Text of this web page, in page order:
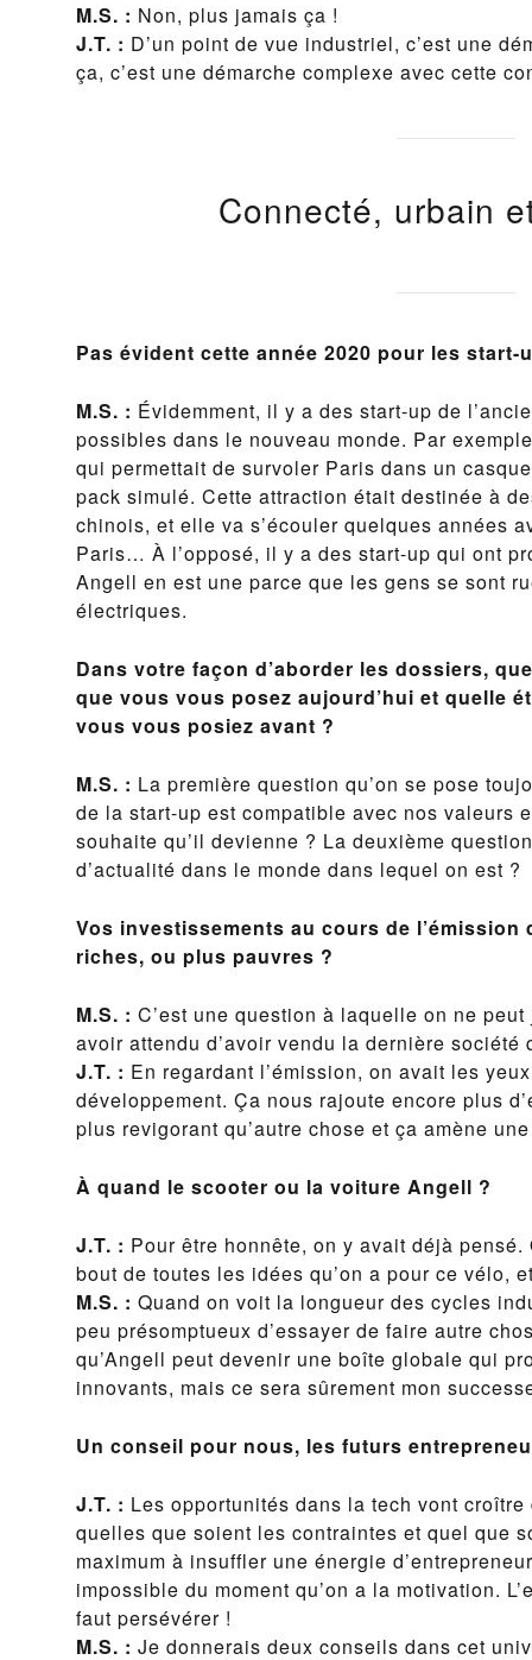
M.S. : Non, plus jamais ça !
J.T. : D’un point de vue industriel, c’est une
ça, c’est une démarche complexe avec cette
Connecté, urbain
Pas évident cette année 2020 pour les
M.S. : Évidemment, il y a des start-up de
possibles dans le nouveau monde. Par
qui permettait de survoler Paris dans un
pack simulé. Cette attraction était destinée à
chinois, et elle va s’écouler quelques années
Paris… À l’opposé, il y a des start-up qui ont
Angell en est une parce que les gens se sont
électriques.
Dans votre façon d’aborder les dossiers,
que vous vous posez aujourd’hui et quelle
vous vous posiez avant ?
M.S. : La première question qu’on se pose
de la start-up est compatible avec nos valeurs
souhaite qu’il devienne ? La deuxième
d’actualité dans le monde dans lequel on est ?
Vos investissements au cours de
riches, ou plus pauvres ?
M.S. : C’est une question à laquelle on ne
avoir attendu d’avoir vendu la dernière société
J.T. : En regardant l’émission, on avait les
développement. Ça nous rajoute encore plus
plus revigorant qu’autre chose et ça amène
À quand le scooter ou la voiture Angell ?
J.T. : Pour être honnête, on y avait déjà
bout de toutes les idées qu’on a pour ce vélo,
M.S. : Quand on voit la longueur des cycles
peu présomptueux d’essayer de faire autre
qu’Angell peut devenir une boîte globale qui
innovants, mais ce sera sûrement mon
Un conseil pour nous, les futurs
J.T. : Les opportunités dans la tech vont
quelles que soient les contraintes et quel que
maximum à insuffler une énergie
impossible du moment qu’on a la motivation.
faut persévérer !
M.S. : Je donnerais deux conseils dans cet